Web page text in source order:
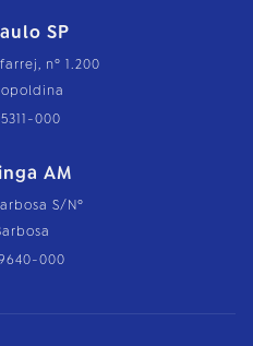
SP
nº 1.200
000
AM
S/Nº
000